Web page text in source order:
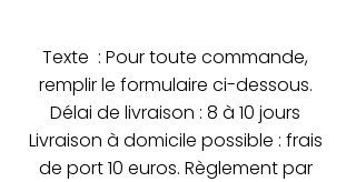
Texte : Pour toute commande,
remplir le formulaire ci-dessous.
Délai de livraison : 8 à 10 jours
Livraison à domicile possible : frais
de port 10 euros. Règlement par